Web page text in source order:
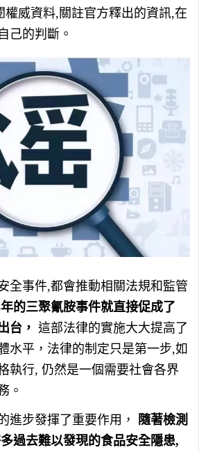
權威資料,關註官方釋出的資訊,在
己的判斷。
全事件,都會推動相關法規和監管
年的三聚氰胺事件就直接促成了
台， 這部法律的實施大大提高了
水平，法律的制定只是第一步,如
執行, 仍然是一個需要社會各界
。
進步發揮了重要作用，
隨著檢測
過去難以發現的食品安全隱患,